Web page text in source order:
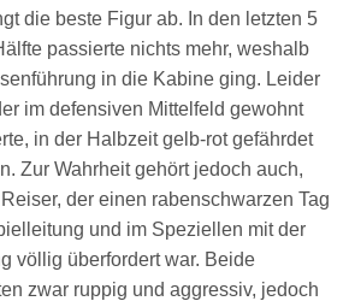
die beste Figur ab. In den letzten 5
passierte nichts mehr, weshalb
in die Kabine ging. Leider
im defensiven Mittelfeld gewohnt
in der Halbzeit gelb-rot gefährdet
Zur Wahrheit gehört jedoch auch,
der einen rabenschwarzen Tag
und im Speziellen mit der
völlig überfordert war. Beide
zwar ruppig und aggressiv, jedoch